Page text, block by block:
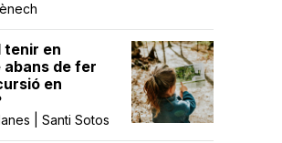
tenir en
abans de fer
en
| Santi Sotos